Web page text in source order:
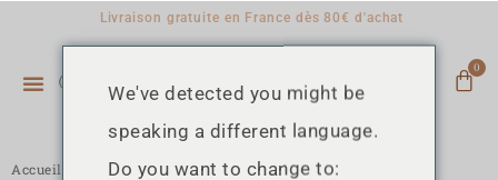
Livraison gratuite en France dès 80€ d'achat
0
Accueil ANGELA LAGANA
We've detected you might be
speaking a different language.
Do you want to change to: